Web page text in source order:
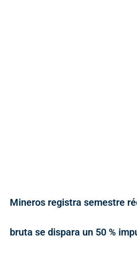
Mineros registra semestre
bruta se dispara un 50 %